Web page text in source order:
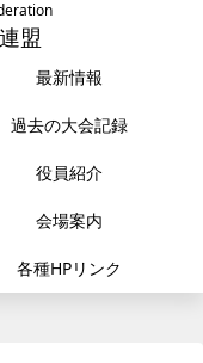
盟
最新情報
過去の大会記録
役員紹介
会場案内
各種HPリンク